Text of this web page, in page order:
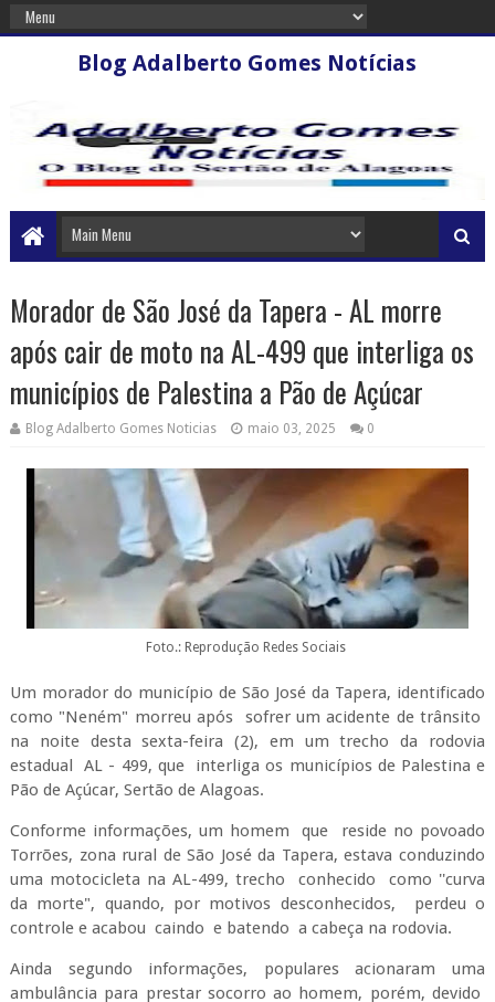
Blog Adalberto Gomes Notícias
Morador de São José da Tapera - AL morre
após cair de moto na AL-499 que interliga os
municípios de Palestina a Pão de Açúcar
Blog Adalberto Gomes Noticias maio 03, 2025 0
Foto.: Reprodução Redes Sociais
Um morador do município de São José da Tapera, identificado
como "Neném" morreu após sofrer um acidente de trânsito
na noite desta sexta-feira (2), em um trecho da rodovia
estadual AL - 499, que interliga os municípios de Palestina e
Pão de Açúcar, Sertão de Alagoas.
Conforme informações, um homem que reside no povoado
Torrões, zona rural de São José da Tapera, estava conduzindo
uma motocicleta na AL-499, trecho conhecido como ''curva
da morte", quando, por motivos desconhecidos, perdeu o
controle e acabou caindo e batendo a cabeça na rodovia.
Ainda segundo informações, populares acionaram uma
ambulância para prestar socorro ao homem, porém, devido